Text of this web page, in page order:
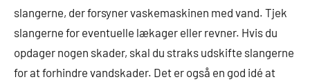
slangerne, der forsyner vaskemaskinen med vand. Tjek
slangerne for eventuelle lækager eller revner. Hvis du
opdager nogen skader, skal du straks udskifte slangerne
for at forhindre vandskader. Det er også en god idé at